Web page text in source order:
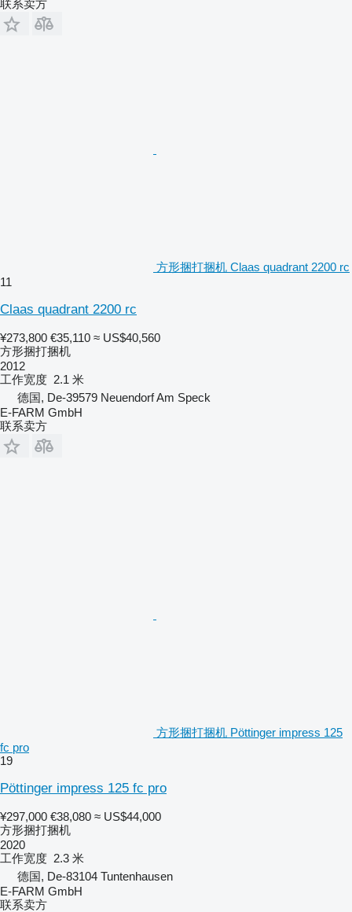
联系卖方
方形捆打捆机 Claas quadrant 2200 rc
11
Claas quadrant 2200 rc
¥273,800 €35,110 ≈ US$40,560
方形捆打捆机
2012
工作宽度 2.1 米
德国, De-39579 Neuendorf Am Speck
E-FARM GmbH
联系卖方
方形捆打捆机 Pöttinger impress 125
fc pro
19
Pöttinger impress 125 fc pro
¥297,000 €38,080 ≈ US$44,000
方形捆打捆机
2020
工作宽度 2.3 米
德国, De-83104 Tuntenhausen
E-FARM GmbH
联系卖方